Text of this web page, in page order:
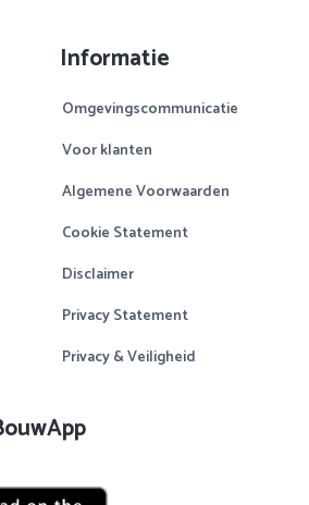
Informatie
Omgevingscommunicatie
Voor klanten
Algemene Voorwaarden
Cookie Statement
Disclaimer
Privacy Statement
Privacy & Veiligheid